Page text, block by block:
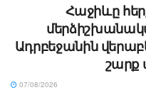
Հաջիևը
Ադրբեջանին
շարք
07/08/2026